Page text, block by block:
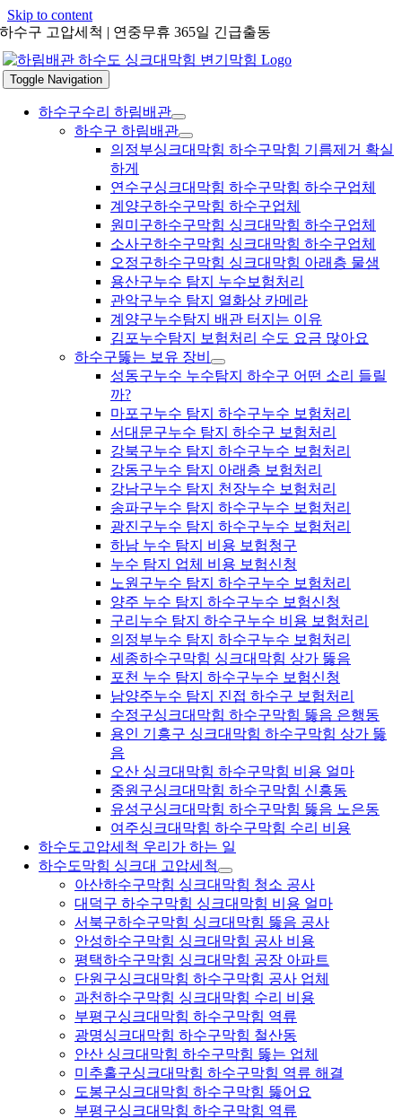
Skip to content
하수구 고압세척 | 연중무휴 365일 긴급출동
Toggle Navigation
하수구수리 하림배관
하수구 하림배관
의정부싱크대막힘 하수구막힘 기름제거 확실
하게
연수구싱크대막힘 하수구막힘 하수구업체
계양구하수구막힘 하수구업체
원미구하수구막힘 싱크대막힘 하수구업체
소사구하수구막힘 싱크대막힘 하수구업체
오정구하수구막힘 싱크대막힘 아래층 물샘
용산구누수 탐지 누수보험처리
관악구누수 탐지 열화상 카메라
계양구누수탐지 배관 터지는 이유
김포누수탐지 보험처리 수도 요금 많아요
하수구뚫는 보유 장비
성동구누수 누수탐지 하수구 어떤 소리 들릴
까?
마포구누수 탐지 하수구누수 보험처리
서대문구누수 탐지 하수구 보험처리
강북구누수 탐지 하수구누수 보험처리
강동구누수 탐지 아래층 보험처리
강남구누수 탐지 천장누수 보험처리
송파구누수 탐지 하수구누수 보험처리
광진구누수 탐지 하수구누수 보험처리
하남 누수 탐지 비용 보험청구
누수 탐지 업체 비용 보험신청
노원구누수 탐지 하수구누수 보험처리
양주 누수 탐지 하수구누수 보험신청
구리누수 탐지 하수구누수 비용 보험처리
의정부누수 탐지 하수구누수 보험처리
세종하수구막힘 싱크대막힘 상가 뚫음
포천 누수 탐지 하수구누수 보험신청
남양주누수 탐지 진접 하수구 보험처리
수정구싱크대막힘 하수구막힘 뚫음 은행동
용인 기흥구 싱크대막힘 하수구막힘 상가 뚫
음
오산 싱크대막힘 하수구막힘 비용 얼마
중원구싱크대막힘 하수구막힘 신흥동
유성구싱크대막힘 하수구막힘 뚫음 노은동
여주싱크대막힘 하수구막힘 수리 비용
하수도고압세척 우리가 하는 일
하수도막힘 싱크대 고압세척
아산하수구막힘 싱크대막힘 청소 공사
대덕구 하수구막힘 싱크대막힘 비용 얼마
서북구하수구막힘 싱크대막힘 뚫음 공사
안성하수구막힘 싱크대막힘 공사 비용
평택하수구막힘 싱크대막힘 공장 아파트
단원구싱크대막힘 하수구막힘 공사 업체
과천하수구막힘 싱크대막힘 수리 비용
부평구싱크대막힘 하수구막힘 역류
광명싱크대막힘 하수구막힘 철산동
안산 싱크대막힘 하수구막힘 뚫는 업체
미추홀구싱크대막힘 하수구막힘 역류 해결
도봉구싱크대막힘 하수구막힘 뚫어요
부평구싱크대막힘 하수구막힘 역류